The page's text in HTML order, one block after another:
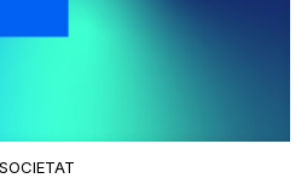
SOCIETAT